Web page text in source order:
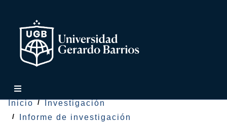
Inicio
Investigación
Informe de investigación